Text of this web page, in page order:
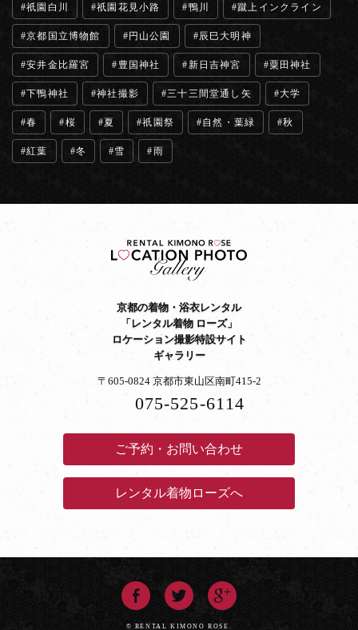
祇園白川 祇園花見小路 鴨川 蹴上インクライン
京都国立博物館 円山公園 辰巳大明神
安井金比羅宮 豊国神社 新日吉神宮 粟田神社
下鴨神社 神社撮影 三十三間堂通し矢 大学
春 桜 夏 祇園祭 自然・葉緑 秋
紅葉 冬 雪 雨
京都の着物・浴衣レンタル
「レンタル着物 ローズ」
ロケーション撮影特設サイト
ギャラリー
〒605-0824 京都市東山区南町415-2
075-525-6114
ご予約・お問い合わせ
レンタル着物ローズへ
© RENTAL KIMONO ROSE.